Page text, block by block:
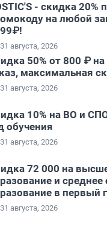
- скидка 20%
на любой
августа, 2026
50% от 800 ₽
максимальная
августа, 2026
10% на ВО и
обучения
августа, 2026
72 000 на
и среднее
в первый
августа, 2026